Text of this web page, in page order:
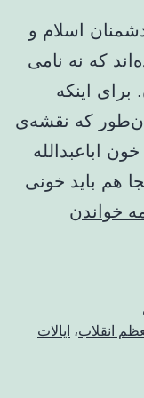
اسلام و
که نه نامی
برای اینکه
که نقشه‌ی
اباعبدالله
هم باید خونی
خواندن
انقلاب، ایالات